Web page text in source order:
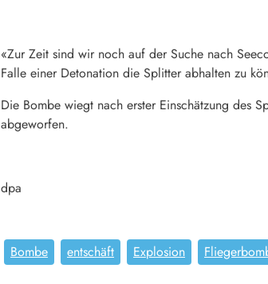
«Zur Zeit sind wir noch auf der Suche nach
Falle einer Detonation die Splitter abhalten zu
Die Bombe wiegt nach erster Einschätzung des
abgeworfen.
dpa
Bombe entschäft Explosion